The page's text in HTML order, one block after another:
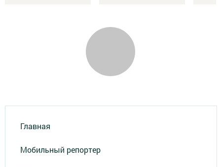
Главная
Мобильный репортер